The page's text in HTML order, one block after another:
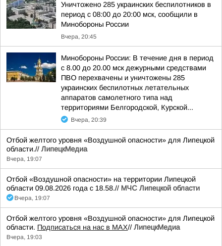
Уничтожено 285 украинских беспилотников в
период с 08:00 до 20:00 мск, сообщили в
Минобороны России
Вчера, 20:45
Минобороны России: В течение дня в период
с 8.00 до 20.00 мск дежурными средствами
ПВО перехвачены и уничтожены 285
украинских беспилотных летательных
аппаратов самолетного типа над
территориями Белгородской, Курской...
Вчера, 20:39
Отбой желтого уровня «Воздушной опасности» для Липецкой
области.// ЛипецкМедиа
Вчера, 19:07
Отбой «Воздушной опасности» на территории Липецкой
области 09.08.2026 года с 18.58.// МЧС Липецкой области
Вчера, 19:07
Отбой желтого уровня «Воздушной опасности» для Липецкой
области. Подписаться на нас в МАХ// ЛипецкМедиа
Вчера, 19:03